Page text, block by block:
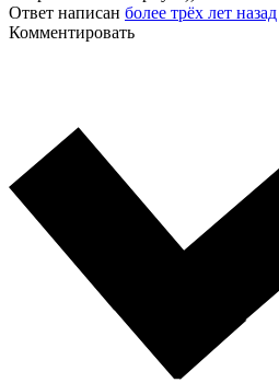
Ответ написан более трёх лет назад
Комментировать